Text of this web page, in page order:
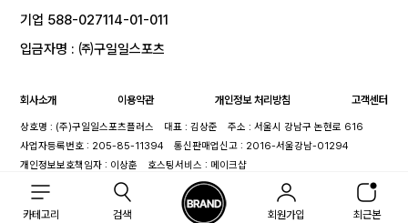
카테고리 검색 회원가입 최근본
기업 588-027114-01-011
입금자명 : ㈜구일일스포츠
회사소개 이용약관 개인정보 처리방침 고객센터
상호명 : (주)구일일스포츠플러스 대표 : 김상준
주소 : 서울시 강남구 논현로 616
사업자등록번호 : 205-85-11394
통신판매업신고 : 2016-서울강남-01294
개인정보보호책임자 : 이상훈
호스팅서비스 : 메이크샵